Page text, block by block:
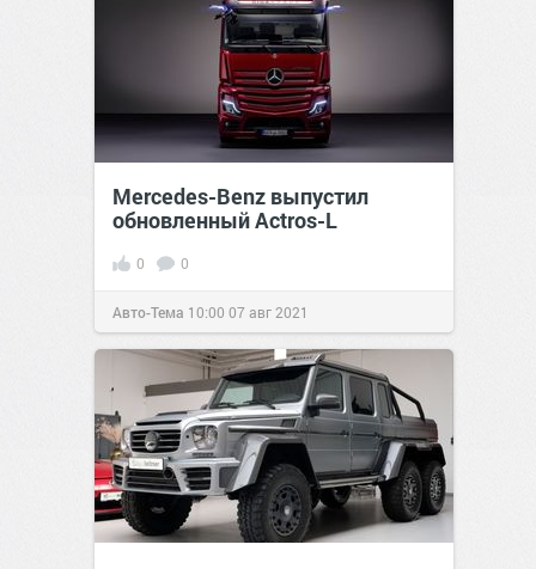
Mercedes-Benz выпустил
обновленный Actros-L
0 0
Авто-Тема 10:00 07 авг 2021